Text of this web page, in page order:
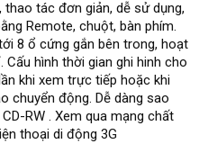
tác đơn giản, dễ sử dụng,
Remote, chuột, bàn phím.
8 ổ cứng gắn bên trong, hoạt
hình thời gian ghi hinh cho
khi xem trực tiếp hoặc khi
chuyển động. Dễ dàng sao
RW . Xem qua mạng chất
thoại di động 3G